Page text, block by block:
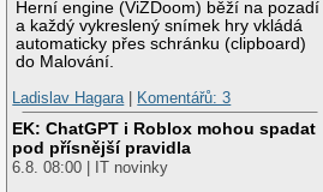
Herní engine (ViZDoom) běží na pozadí
a každý vykreslený snímek hry vkládá
automaticky přes schránku (clipboard)
do Malování.
Ladislav Hagara
Komentářů: 3
EK: ChatGPT i Roblox mohou spadat
pod přísnější pravidla
6.8. 08:00 | IT novinky